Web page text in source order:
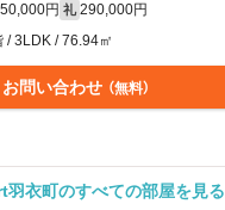
50,000円 礼 290,000円
/ 3LDK / 76.94㎡
お問い合わせ （無料）
羽衣町のすべての部屋を見る